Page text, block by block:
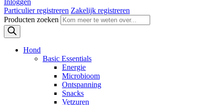
Inloggen
Particulier registreren Zakelijk registreren
Producten zoeken
Hond
Basic Essentials
Energie
Microbioom
Ontspanning
Snacks
Vetzuren